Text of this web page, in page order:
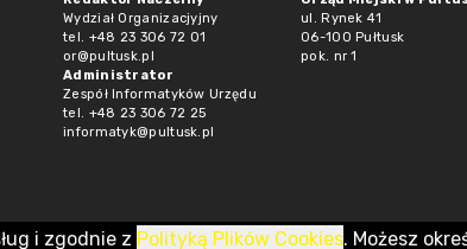
Wydział Organizacjyjny
tel. +48 23 306 72 01
or@pultusk.pl
Administrator
Zespół Informatyków Urzędu
tel. +48 23 306 72 25
informatyk@pultusk.pl
ul. Rynek 41
06-100 Pułtusk
pok. nr 1
i zgodnie z Polityką Plików Cookies. Możesz